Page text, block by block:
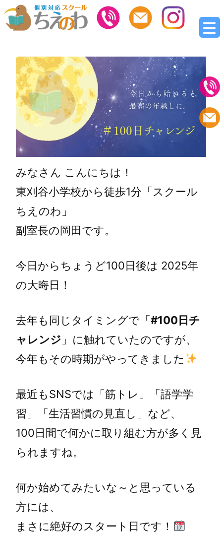
みなさん こんにちは！
東刈谷小学校から徒歩1分「スクール
ちえのわ」
副室長の岡田です。
今日からちょうど100日後は 2025年
の大晦日！
去年も同じタイミングで「#100日チ
ャレンジ 」に触れていたのですが、
今年もその時期がやってきました
最近もSNSでは「筋トレ」「語学学
習」「生活習慣の見直し」など、
100日間で何かに取り組む方が多く見
られますね。
何か始めてみたいな～と思っている
方には、
まさに絶好のスタート日です！